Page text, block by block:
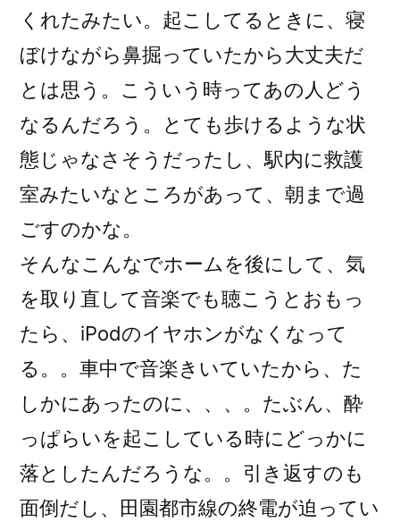
くれたみたい。起こしてるときに、寝
ぼけながら鼻掘っていたから大丈夫だ
とは思う。こういう時ってあの人どう
なるんだろう。とても歩けるような状
態じゃなさそうだったし、駅内に救護
室みたいなところがあって、朝まで過
ごすのかな。
そんなこんなでホームを後にして、気
を取り直して音楽でも聴こうとおもっ
たら、iPodのイヤホンがなくなって
る。。車中で音楽きいていたから、た
しかにあったのに、、、。たぶん、酔
っぱらいを起こしている時にどっかに
落としたんだろうな。。引き返すのも
面倒だし、田園都市線の終電が迫ってい